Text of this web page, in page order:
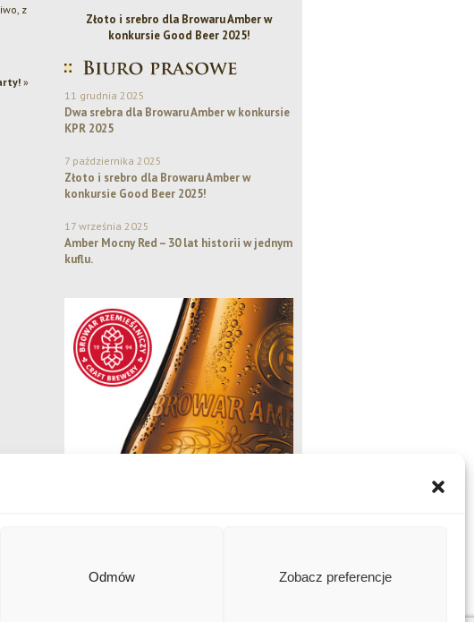
Odmów Zobacz preferencje
z
»
konkursie
Złoto i srebro dla Browaru Amber w
konkursie Good Beer 2025!
11 grudnia 2025
Dwa srebra dla Browaru Amber w konkursie
KPR 2025
7 października 2025
Złoto i srebro dla Browaru Amber w
konkursie Good Beer 2025!
17 września 2025
Amber Mocny Red – 30 lat historii w jednym
kuflu.
Bez, Chilli, Amber Naturalny, Amber